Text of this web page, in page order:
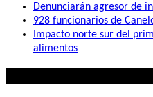
Denunciarán agresor de
928 funcionarios de
Impacto norte sur del
alimentos